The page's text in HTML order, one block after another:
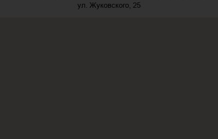
ул. Жуковского, 25